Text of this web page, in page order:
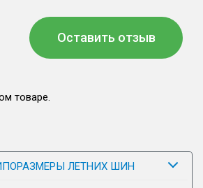
Оставить отзыв
товаре.
ЛЕТНИХ ШИН